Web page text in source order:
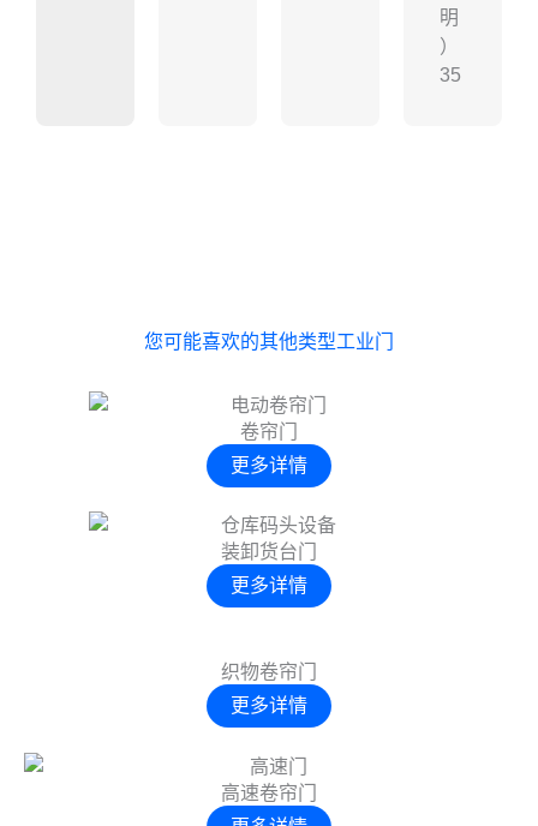
明
）
35
您可能喜欢的其他类型工业门
卷帘门
更多详情
装卸货台门
更多详情
织物卷帘门
更多详情
高速卷帘门